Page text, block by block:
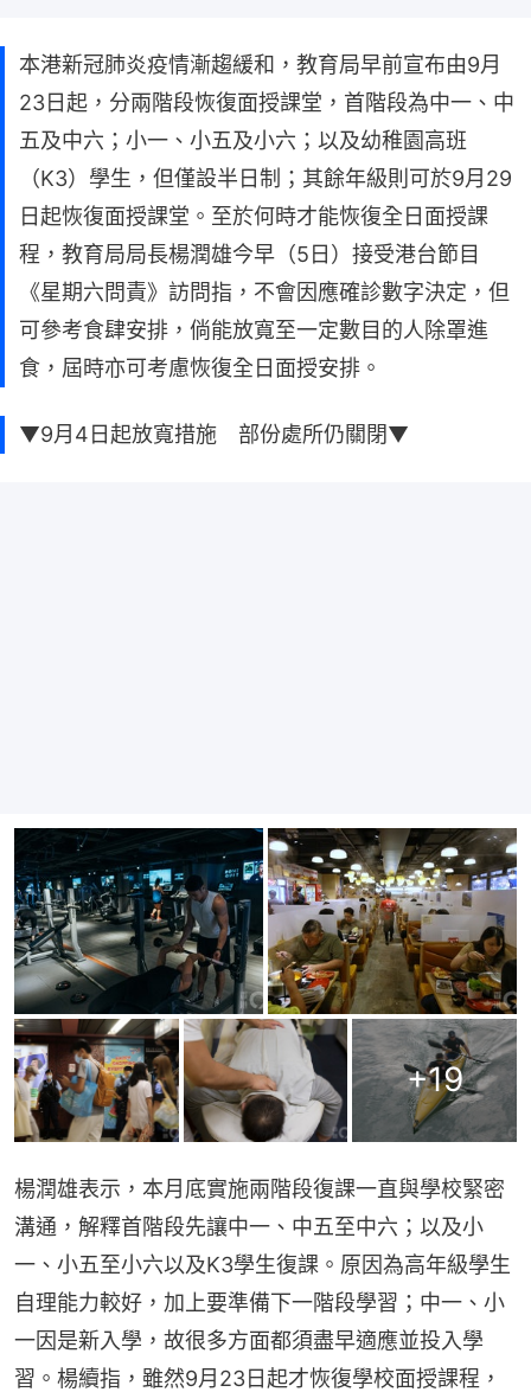
本港新冠肺炎疫情漸趨緩和，教育局早前宣布由9月
23日起，分兩階段恢復面授課堂，首階段為中一、中
五及中六；小一、小五及小六；以及幼稚園高班
（K3）學生，但僅設半日制；其餘年級則可於9月29
日起恢復面授課堂。至於何時才能恢復全日面授課
程，教育局局長楊潤雄今早（5日）接受港台節目
《星期六問責》訪問指，不會因應確診數字決定，但
可參考食肆安排，倘能放寬至一定數目的人除罩進
食，屆時亦可考慮恢復全日面授安排。
▼9月4日起放寬措施 部份處所仍關閉▼
+19
楊潤雄表示，本月底實施兩階段復課一直與學校緊密
溝通，解釋首階段先讓中一、中五至中六；以及小
一、小五至小六以及K3學生復課。原因為高年級學生
自理能力較好，加上要準備下一階段學習；中一、小
一因是新入學，故很多方面都須盡早適應並投入學
習。楊續指，雖然9月23日起才恢復學校面授課程，